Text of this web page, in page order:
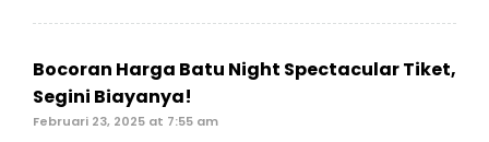
Bocoran Harga Batu Night Spectacular Tiket,
Segini Biayanya!
Februari 23, 2025 at 7:55 am